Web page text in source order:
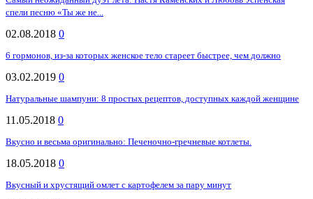
спели песню «Ты же не...
02.08.2018 0
6 гормонов, из-за которых женское тело стареет быстрее, чем должно
03.02.2019 0
Натуральные шампуни: 8 простых рецептов, доступных каждой женщине
11.05.2018 0
Вкусно и весьма оригинально: Печеночно-гречневые котлеты.
18.05.2018 0
Вкусный и хрустящий омлет с картофелем за пару минут